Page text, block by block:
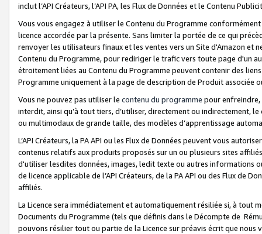
inclut l’API Créateurs, l’API PA, les Flux de Données et le Contenu
Vous vous engagez à utiliser le Contenu du Programme
licence accordée par la présente. Sans limiter la portée de ce qui
renvoyer les utilisateurs finaux et les ventes vers un Site d'Amazon et
Contenu du Programme, pour rediriger le trafic vers toute page d'un
étroitement liées au Contenu du Programme peuvent contenir des
Programme uniquement à la page de description de Produit associée
Vous ne pouvez pas utiliser le contenu du programme pour
interdit, ainsi qu’à tout tiers, d’utiliser, directement ou indirectement,
ou multimodaux de grande taille, des modèles d’apprentissage
L’API Créateurs, la PA API ou les Flux de Données peuvent vous
contenus relatifs aux produits proposés sur un ou plusieurs sites
d'utiliser lesdites données, images, ledit texte ou autres informations
de licence applicable de l’API Créateurs, de la PA API ou des Flux de
affiliés.
La Licence sera immédiatement et automatiquement résiliée si, à
Documents du Programme (tels que définis dans le Décompte de
pouvons résilier tout ou partie de la Licence sur préavis écrit que